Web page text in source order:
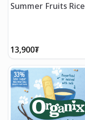
Summer Fruits Rice
13,900₮